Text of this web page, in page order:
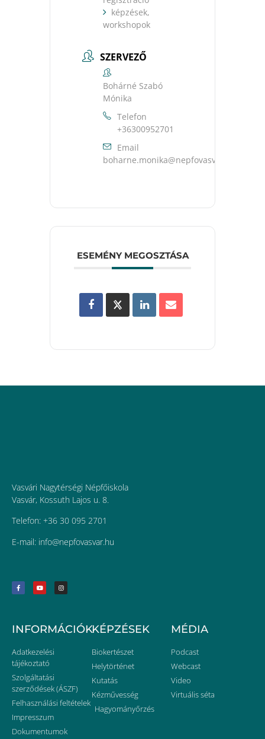
képzések,
workshopok
SZERVEZŐ
Bohárné Szabó
Mónika
Telefon
+36300952701
Email
uh.ravsavofpen@akinom.enrahob
ESEMÉNY MEGOSZTÁSA
Vasvári Nagytérségi Népfőiskola
Vasvár, Kossuth Lajos u. 8.
Telefon: +36 30 095 2701
E-mail: uh.ravsavofpen@ofni
INFORMÁCIÓK
Adatkezelési
tájékoztató
Szolgáltatási
szerződések (ÁSZF)
Felhasználási feltételek
Impresszum
Dokumentumok
KÉPZÉSEK
Biokertészet
Helytörténet
Kutatás
Kézművesség
Hagyományőrzés
MÉDIA
Podcast
Webcast
Video
Virtuális séta